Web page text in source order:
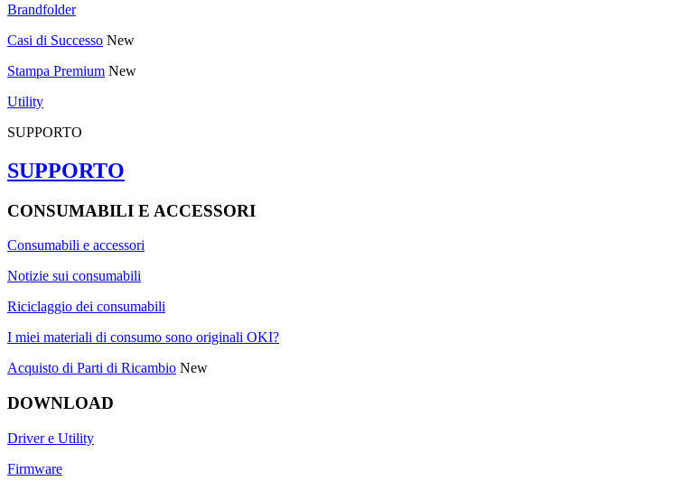
Brandfolder
Casi di Successo New
Stampa Premium New
Utility
SUPPORTO
SUPPORTO
CONSUMABILI E ACCESSORI
Consumabili e accessori
Notizie sui consumabili
Riciclaggio dei consumabili
I miei materiali di consumo sono originali OKI?
Acquisto di Parti di Ricambio New
DOWNLOAD
Driver e Utility
Firmware